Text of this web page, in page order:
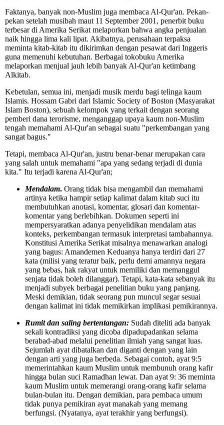
Faktanya, banyak non-Muslim juga membaca Al-Qur'an. Pekan-
pekan setelah musibah maut 11 September 2001, penerbit buku
terbesar di Amerika Serikat melaporkan bahwa angka penjualan
naik hingga lima kali lipat. Akibatnya, perusahaan terpaksa
meminta kitab-kitab itu dikirimkan dengan pesawat dari Inggeris
guna memenuhi kebutuhan. Berbagai tokobuku Amerika
melaporkan menjual jauh lebih banyak Al-Qur'an ketimbang
Alkitab.
Kebetulan, semua ini, menjadi musik merdu bagi telinga kaum
Islamis. Hossam Gabri dari Islamic Society of Boston (Masyarakat
Islam Boston), sebuah kelompok yang terkait dengan seorang
pemberi dana terorisme, menganggap upaya kaum non-Muslim
tengah memahami Al-Qur'an sebagai suatu "perkembangan yang
sangat bagus."
Tetapi, membaca Al-Qur'an, justru benar-benar merupakan cara
yang salah untuk memahami "apa yang sedang terjadi di dunia
kita." Itu terjadi karena Al-Qur'an;
Mendalam. Orang tidak bisa mengambil dan memahami
artinya ketika hampir setiap kalimat dalam kitab suci itu
membutuhkan anotasi, komentar, glosari dan komentar-
komentar yang berlebihkan. Dokumen seperti ini
mempersyaratkan adanya penyelidikan mendalam atas
konteks, perkembangan termasuk interpretasi tambahannya.
Konstitusi Amerika Serikat misalnya menawarkan analogi
yang bagus: Amandemen Keduanya hanya terdiri dari 27
kata (milisi yang teratur baik, perlu demi amannya negara
yang bebas, hak rakyat untuk memiliki dan memanggul
senjata tidak boleh dilanggar). Tetapi, kata-kata sebanyak itu
menjadi subyek berbagai penelitian buku yang panjang.
Meski demikian, tidak seorang pun muncul segar sesuai
dengan kalimat ini tidak memikirkan implikasi pemikirannya.
Rumit dan saling bertentangan: Sudah diteliti ada banyak
sekali kontradiksi yang dicoba dipadupadankan selama
berabad-abad melalui penelitian ilmiah yang sangat luas.
Sejumlah ayat dibatalkan dan diganti dengan yang lain
dengan arti yang juga berbeda. Sebagai contoh, ayat 9:5
memerintahkan kaum Muslim untuk membunuh orang kafir
hingga bulan suci Ramadhan lewat. Dan ayat 9: 36 meminta
kaum Muslim untuk memerangi orang-orang kafir selama
bulan-bulan itu. Dengan demikian, para pembaca umum
tidak punya pemikiran ayat manakah yang memang
berfungsi. (Nyatanya, ayat terakhir yang berfungsi).